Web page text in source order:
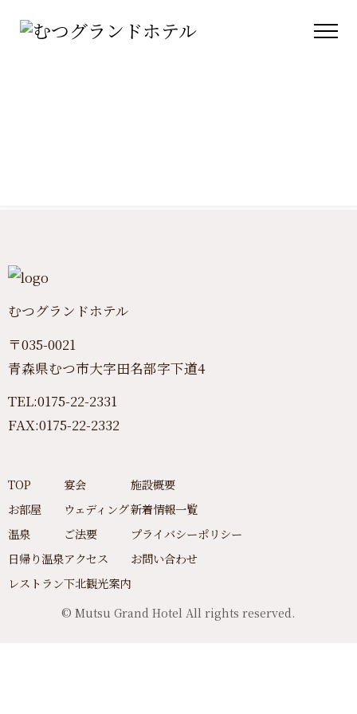
むつグランドホテル
〒035-0021
青森県むつ市大字田名部字下道4
TEL:0175-22-2331
FAX:0175-22-2332
TOP
お部屋
温泉
日帰り温泉
レストラン
宴会
ウェディング
ご法要
アクセス
下北観光案内
施設概要
新着情報一覧
プライバシーポリシー
お問い合わせ
© Mutsu Grand Hotel All rights reserved.